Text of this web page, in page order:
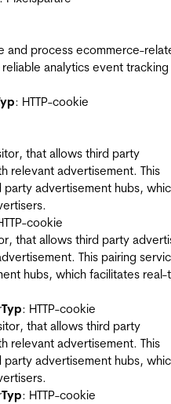
and process ecommerce-
analytics event tracking
: HTTP-cookie
that allows third party
relevant advertisement. This
advertisement hubs,
cookie
that allows third party
This pairing
hubs, which facilitates real-
Typ: HTTP-cookie
that allows third party
relevant advertisement. This
advertisement hubs,
Typ: HTTP-cookie